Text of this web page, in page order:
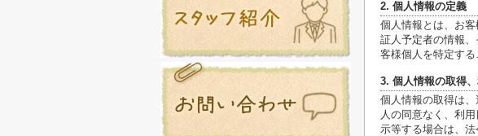
2. 個人情報の定義
個人情報とは、お
証人予定者の情報
客様個人を特定する
3. 個人情報の取得
個人情報の取得は
人の同意なく、利
示等する場合は、法